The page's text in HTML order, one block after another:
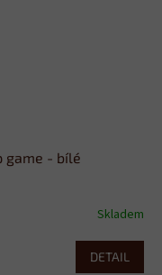
game - bílé
Skladem
DETAIL